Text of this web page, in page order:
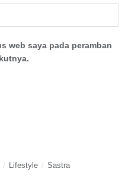
web saya pada peramban
Lifestyle Sastra